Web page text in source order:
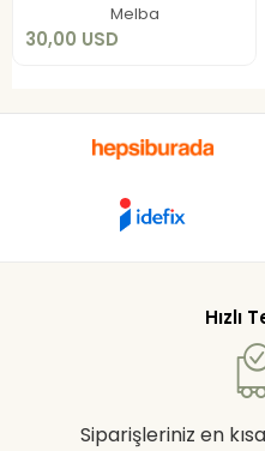
Melba
30,00 USD
Hızlı
Siparişleriniz en